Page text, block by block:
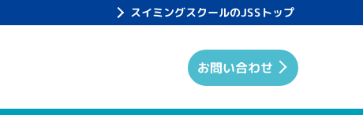
スイミングスクールのJSSトップ
お問い合わせ